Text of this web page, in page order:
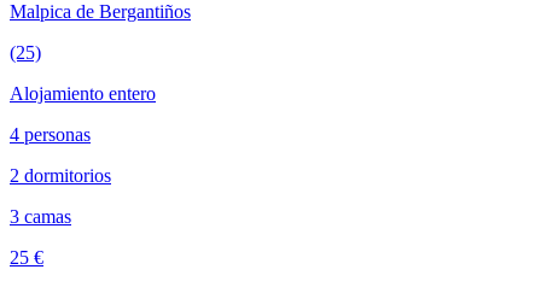
Malpica de Bergantiños
(25)
Alojamiento entero
4 personas
2 dormitorios
3 camas
25 €